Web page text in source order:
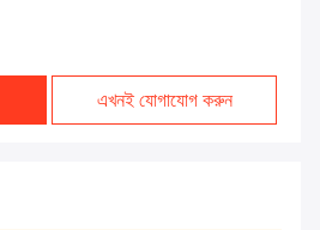
এখনই যোগাযোগ করুন